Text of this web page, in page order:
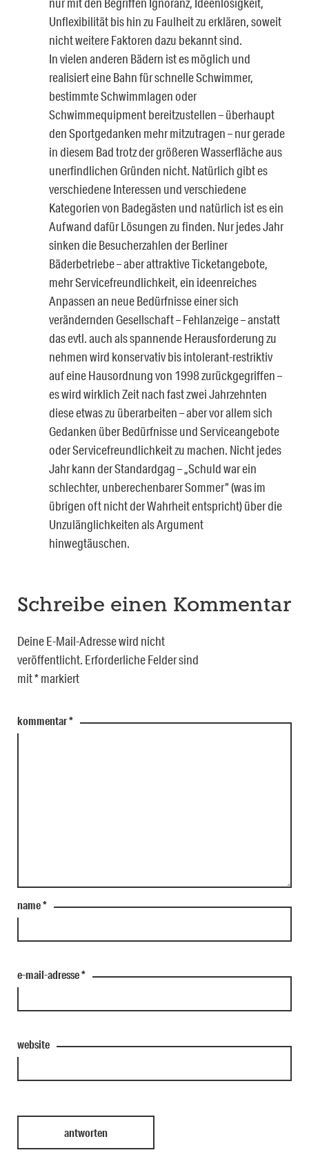
Unflexibilität bis hin zu Faulheit zu erklären, soweit
nicht weitere Faktoren dazu bekannt sind.
In vielen anderen Bädern ist es möglich und
realisiert eine Bahn für schnelle Schwimmer,
bestimmte Schwimmlagen oder
Schwimmequipment bereitzustellen – überhaupt
den Sportgedanken mehr mitzutragen – nur gerade
in diesem Bad trotz der größeren Wasserfläche aus
unerfindlichen Gründen nicht. Natürlich gibt es
verschiedene Interessen und verschiedene
Kategorien von Badegästen und natürlich ist es ein
Aufwand dafür Lösungen zu finden. Nur jedes Jahr
sinken die Besucherzahlen der Berliner
Bäderbetriebe – aber attraktive Ticketangebote,
mehr Servicefreundlichkeit, ein ideenreiches
Anpassen an neue Bedürfnisse einer sich
verändernden Gesellschaft – Fehlanzeige – anstatt
das evtl. auch als spannende Herausforderung zu
nehmen wird konservativ bis intolerant-restriktiv
auf eine Hausordnung von 1998 zurückgegriffen –
es wird wirklich Zeit nach fast zwei Jahrzehnten
diese etwas zu überarbeiten – aber vor allem sich
Gedanken über Bedürfnisse und Serviceangebote
oder Servicefreundlichkeit zu machen. Nicht jedes
Jahr kann der Standardgag – „Schuld war ein
schlechter, unberechenbarer Sommer“ (was im
übrigen oft nicht der Wahrheit entspricht) über die
Unzulänglichkeiten als Argument
hinwegtäuschen.
Schreibe einen Kommentar
Deine E-Mail-Adresse wird nicht
veröffentlicht. Erforderliche Felder sind
mit*markiert
kommentar*
name*
e-mail-adresse*
website